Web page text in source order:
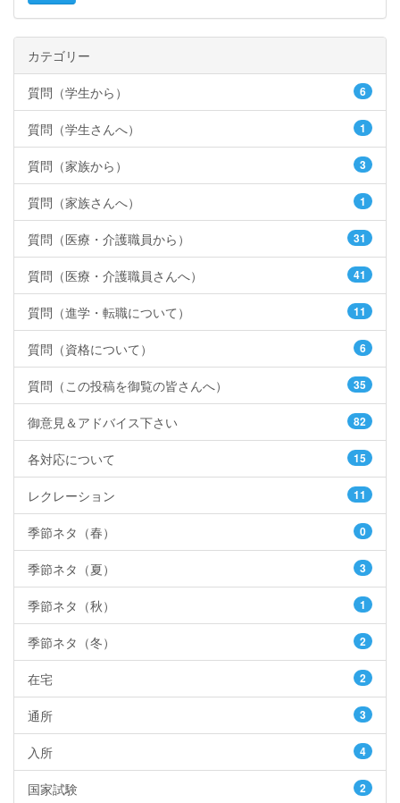
カテゴリー
質問（学生から） 6
質問（学生さんへ） 1
質問（家族から） 3
質問（家族さんへ） 1
質問（医療・介護職員から） 31
質問（医療・介護職員さんへ） 41
質問（進学・転職について） 11
質問（資格について） 6
質問（この投稿を御覧の皆さんへ） 35
御意見＆アドバイス下さい 82
各対応について 15
レクレーション 11
季節ネタ（春） 0
季節ネタ（夏） 3
季節ネタ（秋） 1
季節ネタ（冬） 2
在宅 2
通所 3
入所 4
国家試験 2